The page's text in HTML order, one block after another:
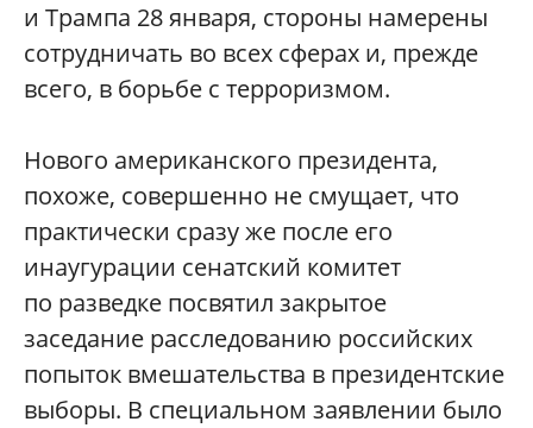
и Трампа 28 января, стороны намерены
сотрудничать во всех сферах и, прежде
всего, в борьбе с терроризмом.
Нового американского президента,
похоже, совершенно не смущает, что
практически сразу же после его
инаугурации сенатский комитет
по разведке посвятил закрытое
заседание расследованию российских
попыток вмешательства в президентские
выборы. В специальном заявлении было